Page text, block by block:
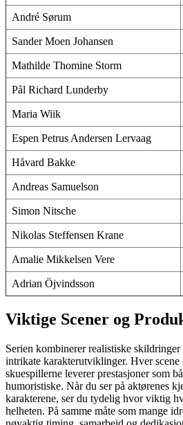
André Sørum
Sander Moen Johansen
Mathilde Thomine Storm
Pål Richard Lunderby
Maria Wiik
Espen Petrus Andersen Lervaag
Håvard Bakke
Andreas Samuelson
Simon Nitsche
Nikolas Steffensen Krane
Amalie Mikkelsen Vere
Adrian Öjvindsson
Viktige Scener og
Serien kombinerer realistiske
intrikate karakterutviklinger. Hver scene
skuespillerne leverer prestasjoner som
humoristiske. Når du ser på aktørenes
karakterene, ser du tydelig hvor viktig
helheten. På samme måte som mange